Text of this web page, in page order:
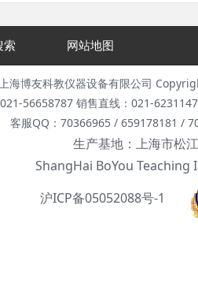
索 网站地图
海博友科教仪器设备有限公司
56658787 销售直线：021-
客服QQ：70366965 / 659178181 /
生产基地：上海市松
ShangHai BoYou
沪ICP备05052088号-1